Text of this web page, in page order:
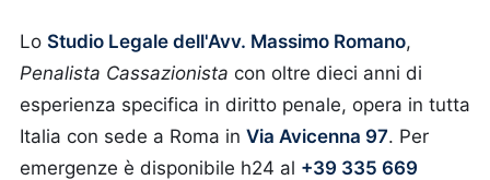
Lo Studio Legale dell'Avv. Massimo Romano,
Penalista Cassazionista con oltre dieci anni di
esperienza specifica in diritto penale, opera in tutta
Italia con sede a Roma in Via Avicenna 97. Per
emergenze è disponibile h24 al +39 335 669